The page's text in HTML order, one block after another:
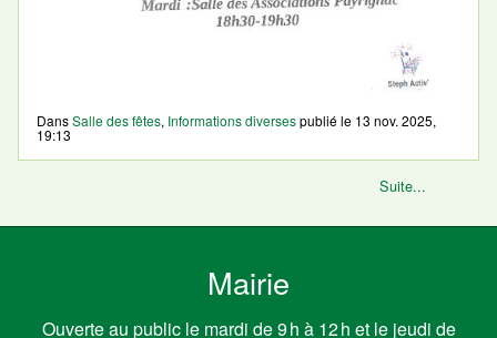
DansSalle des fêtes, Informations diversespublié le 13 nov. 2025,
19:13
Suite...
Mairie
Ouverte au public le mardi de 9 h à 12 h et le jeudi de